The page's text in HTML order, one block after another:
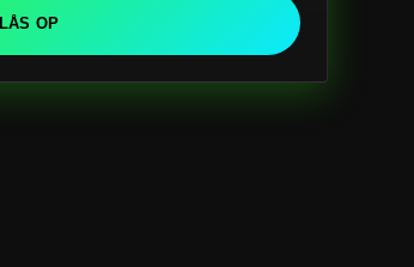
LÅS OP